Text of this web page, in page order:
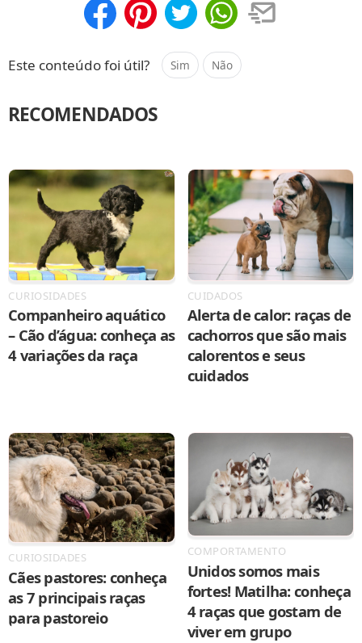
Este conteúdo foi útil? Sim Não
RECOMENDADOS
CURIOSIDADES
Companheiro aquático
– Cão d’água: conheça as
4 variações da raça
CUIDADOS
Alerta de calor: raças de
cachorros que são mais
calorentos e seus
cuidados
CURIOSIDADES
Cães pastores: conheça
as 7 principais raças
para pastoreio
COMPORTAMENTO
Unidos somos mais
fortes! Matilha: conheça
4 raças que gostam de
viver em grupo